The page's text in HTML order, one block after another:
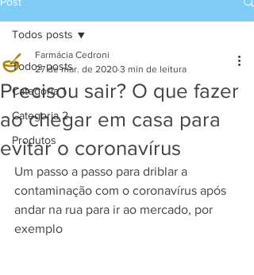
Todos posts
Categoria 1
Categoria 2
Produtos
Todos posts
Precisou sair? O que fazer
ao chegar em casa para
evitar o coronavírus
Farmácia Cedroni
27 de mar. de 2020 3 min de leitura
Um passo a passo para driblar a
contaminação com o coronavírus após
andar na rua para ir ao mercado, por
exemplo